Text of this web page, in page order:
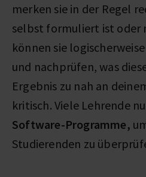
merken sie in der Regel
selbst formuliert ist oder
können sie
und nachprüfen, was
Ergebnis zu nah an
kritisch. Viele Lehrende
Software-Programme,
Studierenden zu